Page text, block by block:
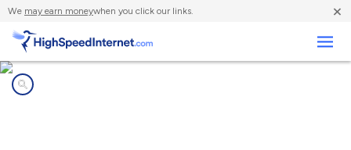
We may earn moneywhen you click our links. ×